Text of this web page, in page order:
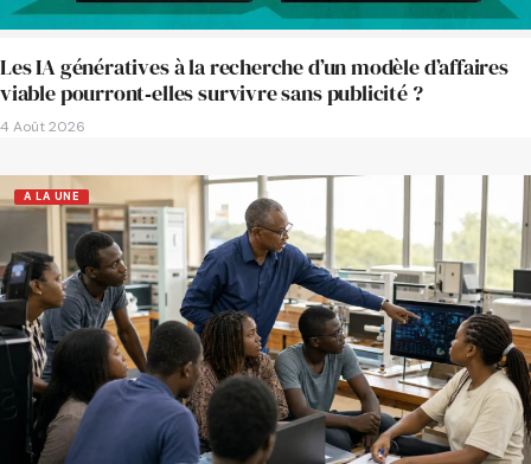
Les IA génératives à la recherche d’un modèle d’affaires
viable pourront‑elles survivre sans publicité ?
4 Août 2026
A LA UNE